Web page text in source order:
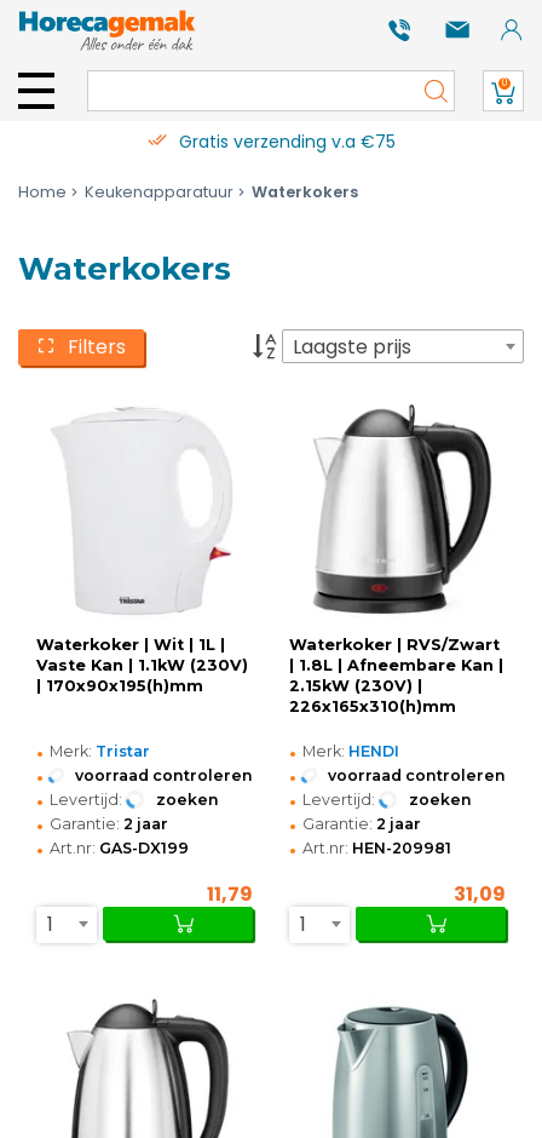
0
Gratis verzending v.a €75
Home Keukenapparatuur Waterkokers
Waterkokers
Filters Laagste prijs
Waterkoker | Wit | 1L |
Vaste Kan | 1.1kW (230V)
| 170x90x195(h)mm
• Merk: Tristar
• voorraad controleren
• Levertijd: zoeken
• Garantie: 2 jaar
• Art.nr: GAS-DX199
11,79
1
Waterkoker | RVS/Zwart
| 1.8L | Afneembare Kan |
2.15kW (230V) |
226x165x310(h)mm
• Merk: HENDI
• voorraad controleren
• Levertijd: zoeken
• Garantie: 2 jaar
• Art.nr: HEN-209981
31,09
1